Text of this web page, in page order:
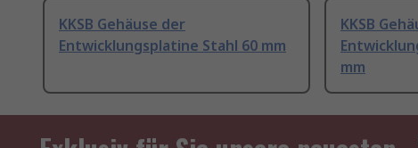
KKSB Gehäuse der
Entwicklungsplatine Stahl 60 mm
KKSB
mm